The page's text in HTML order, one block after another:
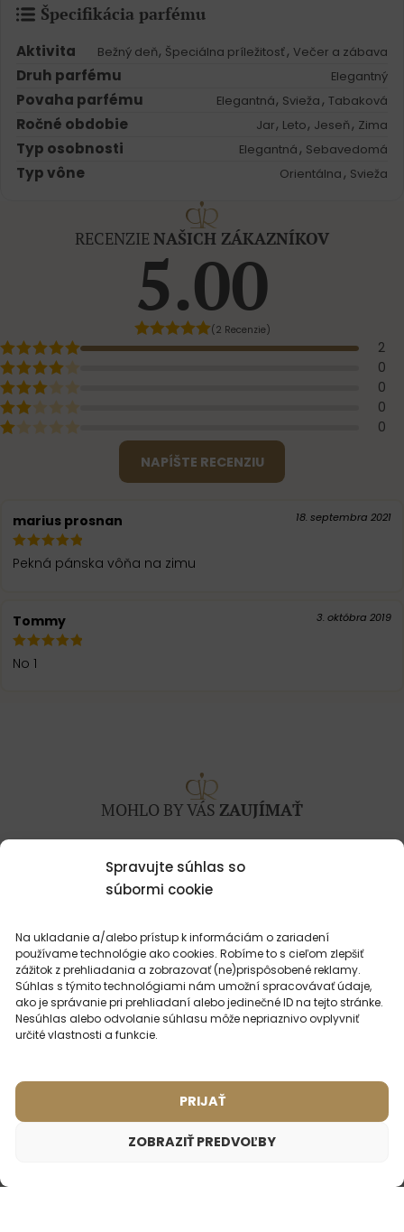
Spravujte súhlas so
súbormi cookie
Na ukladanie a/alebo prístup k informáciám o zariadení
používame technológie ako cookies. Robíme to s cieľom zlepšiť
zážitok z prehliadania a zobrazovať (ne)prispôsobené reklamy.
Súhlas s týmito technológiami nám umožní spracovávať údaje,
ako je správanie pri prehliadaní alebo jedinečné ID na tejto stránke.
Nesúhlas alebo odvolanie súhlasu môže nepriaznivo ovplyvniť
určité vlastnosti a funkcie.
PRIJAŤ
ZOBRAZIŤ PREDVOĽBY
Špecifikácia parfému
Aktivita Bežný deň, Špeciálna príležitosť, Večer a zábava
Druh parfému Elegantný
Povaha parfému Elegantná, Svieža , Tabaková
Ročné obdobie Jar, Leto, Jeseň , Zima
Typ osobnosti Elegantná , Sebavedomá
Typ vône Orientálna , Svieža
RECENZIE NAŠICH ZÁKAZNÍKOV
5.00
(2 Recenzie)
2
0
0
0
0
NAPÍŠTE RECENZIU
marius prosnan 18. septembra 2021
Pekná pánska vôňa na zimu
Tommy 3. októbra 2019
No 1
MOHLO BY VÁS ZAUJÍMAŤ
(4)
Dámsky parfém – 501 (50ml)
(34)
Inšpirované vôňou:
DOLCE & GABBANA -